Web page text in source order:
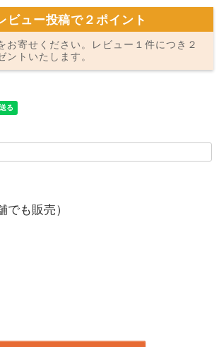
ビュー投稿で２ポイント
お寄せください。レビュー１件につき２
ントいたします。
でも販売）